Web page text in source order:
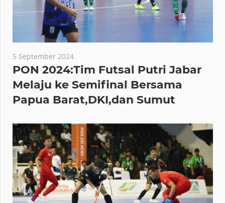
5 September 2024
PON 2024:Tim Futsal Putri Jabar
Melaju ke Semifinal Bersama
Papua Barat,DKI,dan Sumut